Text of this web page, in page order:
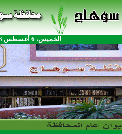
الخميس، 6 أغسطس 2026، 1:54:29 م